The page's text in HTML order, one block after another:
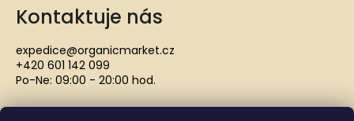
Kontaktuje nás
expedice@organicmarket.cz
+420 601 142 099
Po-Ne: 09:00 - 20:00 hod.